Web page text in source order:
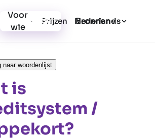
Voor
wie
Prijzen Bronnen
Registratie Nederlands
naar woordenlijst
is
/